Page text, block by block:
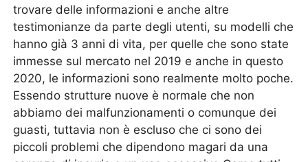
trovare delle informazioni e anche altre
testimonianze da parte degli utenti, su modelli che
hanno già 3 anni di vita, per quelle che sono state
immesse sul mercato nel 2019 e anche in questo
2020, le informazioni sono realmente molto poche.
Essendo strutture nuove è normale che non
abbiamo dei malfunzionamenti o comunque dei
guasti, tuttavia non è escluso che ci sono dei
piccoli problemi che dipendono magari da una